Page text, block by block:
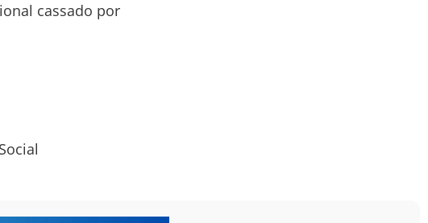
cassado por